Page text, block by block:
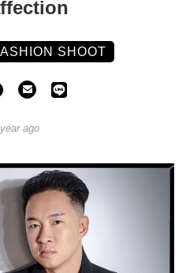
SHOOT
ago